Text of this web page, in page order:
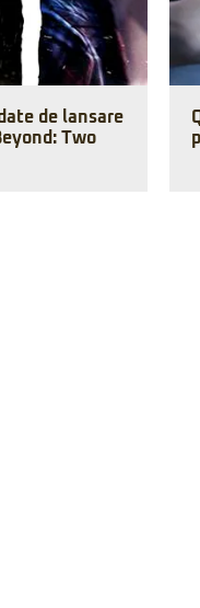
de lansare
Two